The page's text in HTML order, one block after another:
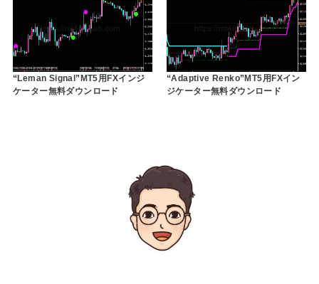
“Leman Signal”MT5用FXインジ
ケーター無料ダウンロード
“Adaptive Renko”MT5用FXイン
ジケーター無料ダウンロード